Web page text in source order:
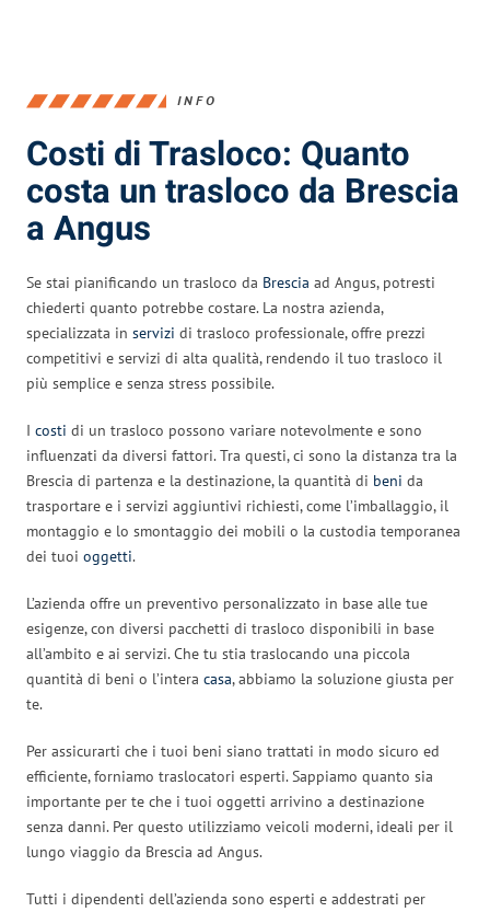
INFO
Costi di Trasloco: Quanto
costa un trasloco da Brescia
a Angus
Se stai pianificando un trasloco da Brescia ad Angus, potresti
chiederti quanto potrebbe costare. La nostra azienda,
specializzata in servizi di trasloco professionale, offre prezzi
competitivi e servizi di alta qualità, rendendo il tuo trasloco il
più semplice e senza stress possibile.
I costi di un trasloco possono variare notevolmente e sono
influenzati da diversi fattori. Tra questi, ci sono la distanza tra la
Brescia di partenza e la destinazione, la quantità di beni da
trasportare e i servizi aggiuntivi richiesti, come l’imballaggio, il
montaggio e lo smontaggio dei mobili o la custodia temporanea
dei tuoi oggetti.
L’azienda offre un preventivo personalizzato in base alle tue
esigenze, con diversi pacchetti di trasloco disponibili in base
all’ambito e ai servizi. Che tu stia traslocando una piccola
quantità di beni o l’intera casa, abbiamo la soluzione giusta per
te.
Per assicurarti che i tuoi beni siano trattati in modo sicuro ed
efficiente, forniamo traslocatori esperti. Sappiamo quanto sia
importante per te che i tuoi oggetti arrivino a destinazione
senza danni. Per questo utilizziamo veicoli moderni, ideali per il
lungo viaggio da Brescia ad Angus.
Tutti i dipendenti dell’azienda sono esperti e addestrati per